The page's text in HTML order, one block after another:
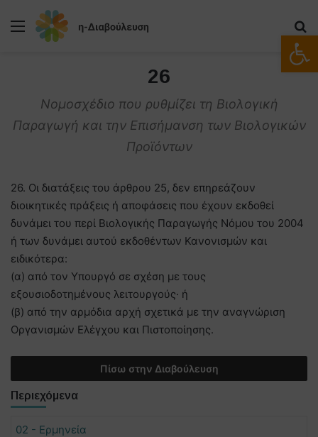
Μενού
26
Νομοσχέδιο που ρυθμίζει τη Βιολογική
Παραγωγή και την Επισήμανση των Βιολογικών
Προϊόντων
26. Οι διατάξεις του άρθρου 25, δεν επηρεάζουν
διοικητικές πράξεις ή αποφάσεις που έχουν εκδοθεί
δυνάμει του περί Βιολογικής Παραγωγής Νόμου του 2004
ή των δυνάμει αυτού εκδοθέντων Κανονισμών και
ειδικότερα:
(α) από τον Υπουργό σε σχέση με τους
εξουσιοδοτημένους λειτουργούς· ή
(β) από την αρμόδια αρχή σχετικά με την αναγνώριση
Οργανισμών Ελέγχου και Πιστοποίησης.
Πίσω στην Διαβούλευση
Περιεχόμενα
02 - Ερμηνεία